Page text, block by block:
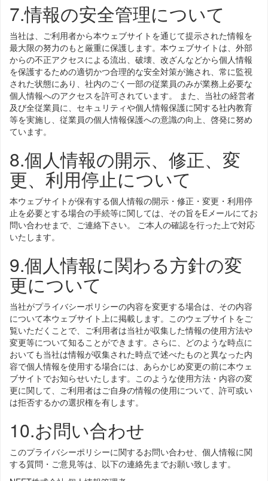
7.情報の安全管理について
当社は、ご利用者から本ウェブサイトを通じて提示された情報を
最大限の努力のもと厳重に保護します。本ウェブサイトは、外部
からの不正アクセスによる流出、破壊、改ざんなどから個人情報
を保護するための適切かつ合理的な安全対策が施され、常に監視
された状態にあり、社内のごく一部の従業員のみが業務上必要な
個人情報へのアクセスを許可されています。 また、当社の経営者
及び全従業員に、セキュリティや個人情報保護に関する社内教育
等を実施し、従業員の個人情報保護への意識の向上、啓発に努め
ています。
8.個人情報の開示、修正、変
更、利用停止について
本ウェブサイトが保有する個人情報の開示・修正・変更・利用停
止を必要とする場合の手続等に関しては、その旨をEメールにてお
問い合わせまで、ご連絡下さい。 ご本人の確認を行った上で対応
いたします。
9.個人情報に関わる方針の変
更について
当社がプライバシーポリシーの内容を変更する場合は、その内容
について本ウェブサイト上に掲載します。このウェブサイトをご
覧いただくことで、ご利用者は当社が収集した情報の使用方法や
変更等について知ることができます。さらに、どのような時点に
おいても当社は情報が収集された時点で述べたものと異なった内
容で個人情報を使用する場合には、あらかじめ変更の前に本ウェ
ブサイトでお知らせいたします。このような使用方法・内容の変
更に関して、ご利用者はご自身の情報の使用について、許可或い
は拒否するかの選択権を有します。
10.お問い合わせ
このプライバシーポリシーに関するお問い合わせ、個人情報に関
する質問・ご意見等は、以下の連絡先までお願い致します。